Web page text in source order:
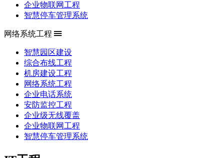
企业物联网工程
智慧停车管理系统
网络系统工程
智慧园区建设
综合布线工程
机房建设工程
网络系统工程
企业电话系统
安防监控工程
企业级无线覆盖
企业物联网工程
智慧停车管理系统